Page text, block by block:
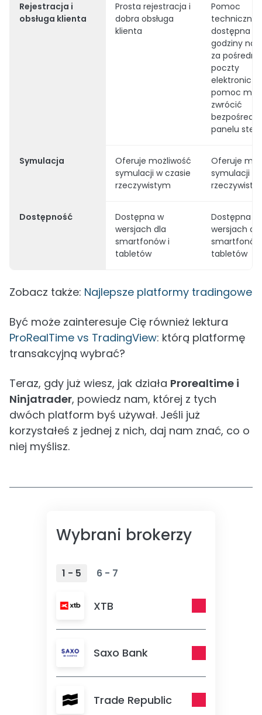
Rejestracja i
obsługa klienta
Prosta rejestracja i
dobra obsługa
klienta
Pomoc
techniczna
dostępna
godziny na
za
poczty
pomoc
zwrócić
panelu
Symulacja
Oferuje możliwość
symulacji w czasie
rzeczywistym
Oferuje
symulacji w
Dostępność
Dostępna w
wersjach dla
smartfonów i
tabletów
Dostępna w
wersjach dla
tabletów
Zobacz także: Najlepsze platformy tradingowe
Być może zainteresuje Cię również lektura
ProRealTime vs TradingView: którą platformę
transakcyjną wybrać?
Teraz, gdy już wiesz, jak działa Prorealtime i
Ninjatrader, powiedz nam, której z tych
dwóch platform byś używał. Jeśli już
korzystałeś z jednej z nich, daj nam znać, co o
niej myślisz.
Wybrani brokerzy
1 - 5 6 - 7
XTB
Saxo Bank
Trade Republic